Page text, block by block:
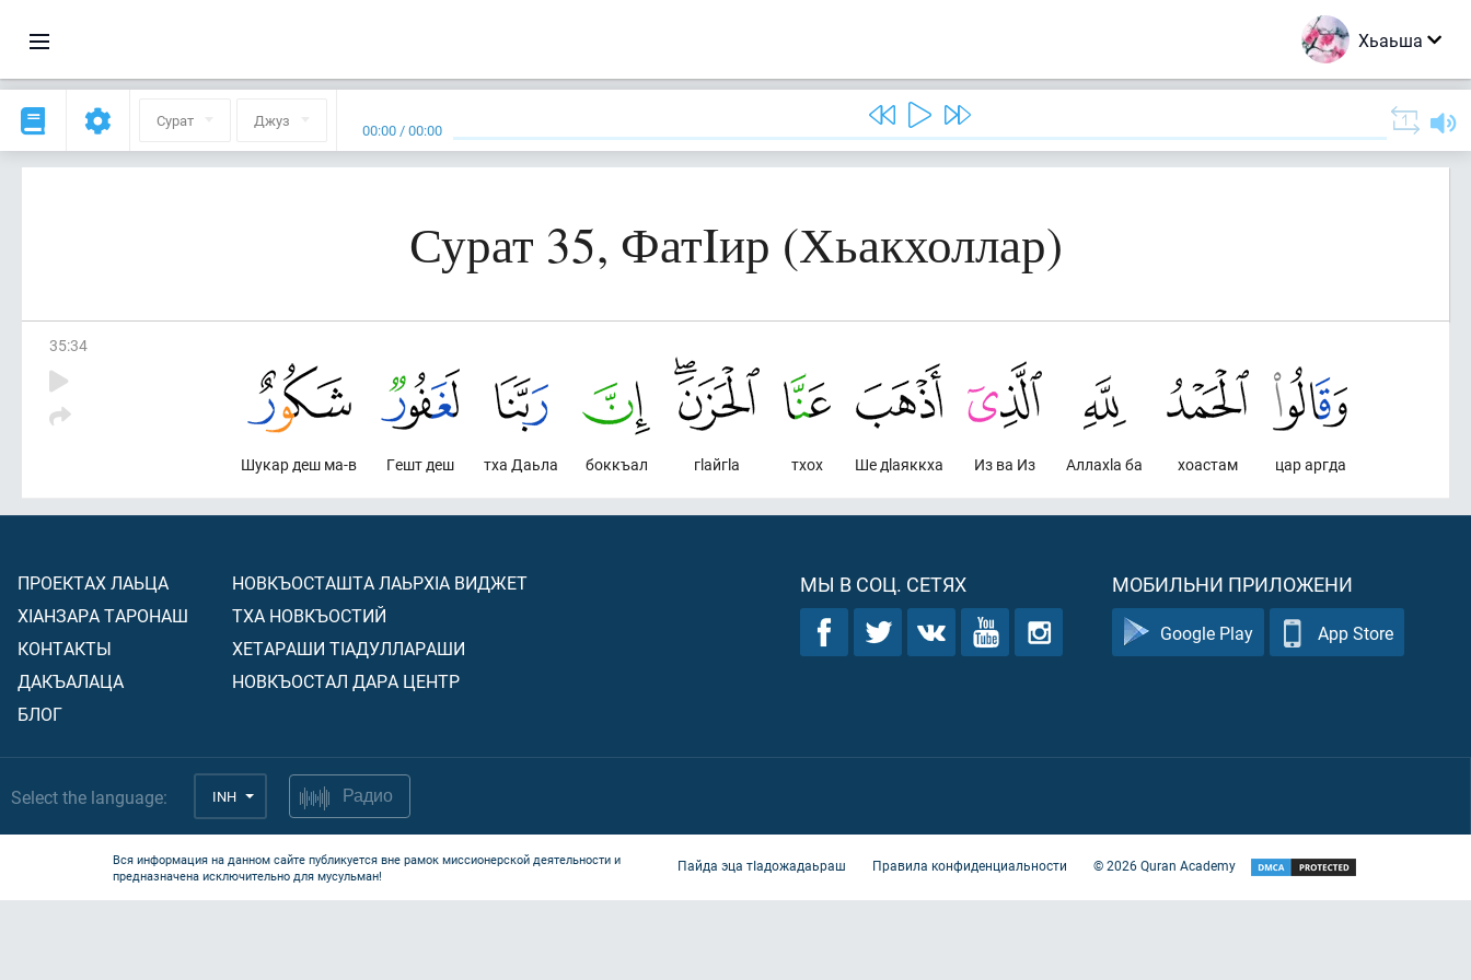
Хьаьша
Сурат Джуз 00:00 /00:00
Сурат 35, ФатIир (Хьакхоллар)
35:34
цар аргда
хоастам
Аллахlа ба
Из ва Из
Ше дlаяккха
тхох
гlайгlа
боккъал
тха Даьла
Гешт деш
Шукар деш ма-в
ПРОЕКТАХ ЛАЬЦА
ХIАНЗАРА ТАРОНАШ
КОНТАКТЫ
ДАКЪАЛАЦА
БЛОГ
НОВКЪОСТАШТА ЛАЬРХIА ВИДЖЕТ
ТХА НОВКЪОСТИЙ
ХЕТАРАШИ ТIАДУЛЛАРАШИ
НОВКЪОСТАЛ ДАРА ЦЕНТР
МЫ В СОЦ. СЕТЯХ МОБИЛЬНИ ПРИЛОЖЕНИ
Google Play App Store
Select the language: INH Радио
Вся информация на данном сайте публикуется вне рамок миссионерской деятельности и
предназначена исключительно для мусульман!
Пайда эца тIадожадаьраш Правила конфиденциальности ©2026Quran Academy